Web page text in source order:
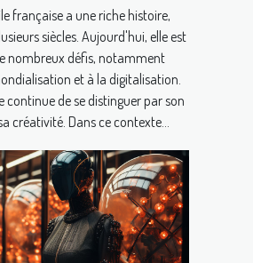
française a une riche histoire,
siècles. Aujourd'hui, elle est
nombreux défis, notamment
et à la digitalisation.
continue de se distinguer par son
créativité. Dans ce contexte...